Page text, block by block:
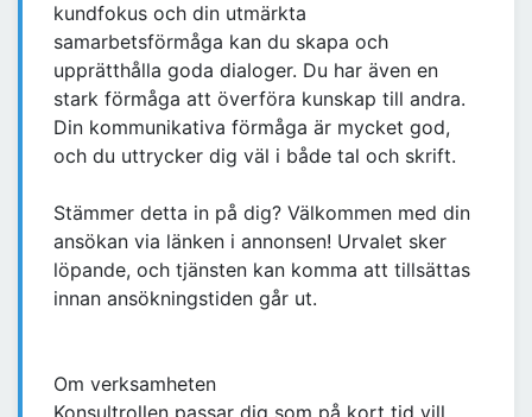
kundfokus och din utmärkta
samarbetsförmåga kan du skapa och
upprätthålla goda dialoger. Du har även en
stark förmåga att överföra kunskap till andra.
Din kommunikativa förmåga är mycket god,
och du uttrycker dig väl i både tal och skrift.
Stämmer detta in på dig? Välkommen med din
ansökan via länken i annonsen! Urvalet sker
löpande, och tjänsten kan komma att tillsättas
innan ansökningstiden går ut.
Om verksamheten